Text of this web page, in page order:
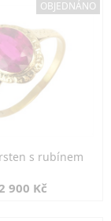
OBJEDNÁNO
s rubínem
900 Kč